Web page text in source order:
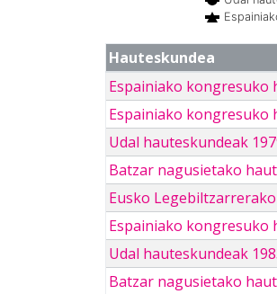
Hauteskundea
Espainiako kongresuko
Espainiako kongresuko
Udal hauteskundeak
Batzar nagusietako
Eusko
Espainiako kongresuko
Udal hauteskundeak
Batzar nagusietako